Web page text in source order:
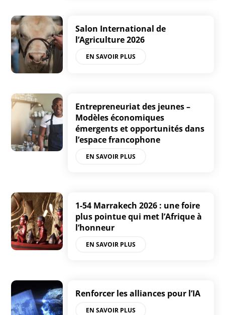
Salon International de
l’Agriculture 2026
EN SAVOIR PLUS
Entrepreneuriat des jeunes –
Modèles économiques
émergents et opportunités dans
l’espace francophone
EN SAVOIR PLUS
1-54 Marrakech 2026 : une foire
plus pointue qui met l’Afrique à
l’honneur
EN SAVOIR PLUS
Renforcer les alliances pour l’IA
EN SAVOIR PLUS